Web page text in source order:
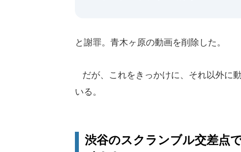
と謝罪。青木ヶ原の動画を削除した。
だが、これをきっかけに、それ以外に
いる。
渋谷のスクランブル交差点